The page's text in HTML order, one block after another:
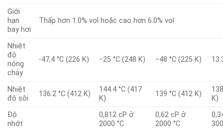
Giới
hạn
bay hơi
Thấp hơn 1.0% vol hoặc cao hơn 6.0% vol
Nhiệt
độ
nóng
chảy
-47,4 °C (226 K) −25 °C (248 K) −48 °C (225 K)
Nhiệt
độ sôi
136.2 °C (412 K)
144.4 °C (417
K)
139 °C (412 K)
K)
Độ
nhớt
0,812 cP ở
2000 °C
0,62 cP ở
2000 °C